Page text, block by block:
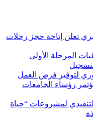
تعلن إتاحة حجز رحلات
المرحلة الأولى
لتوفير فرص العمل
رؤساء الجامعات
لمشروعات “حياة